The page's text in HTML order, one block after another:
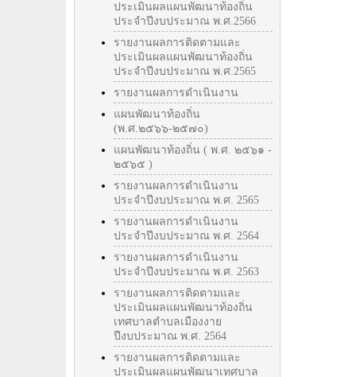
ประเมินผลแผนพัฒนาท้องถิ่น
ประจำปีงบประมาณ พ.ศ.2566
รายงานผลการติดตามและ
ประเมินผลแผนพัฒนาท้องถิ่น
ประจำปีงบประมาณ พ.ศ.2565
รายงานผลการดำเนินงาน
แผนพัฒนาท้องถิ่น
(พ.ศ.๒๕๖๖-๒๕๗๐)
แผนพัฒนาท้องถิ่น ( พ.ศ. ๒๕๖๑ -
๒๕๖๕ )
รายงานผลการดำเนินงาน
ประจำปีงบประมาณ พ.ศ. 2565
รายงานผลการดำเนินงาน
ประจำปีงบประมาณ พ.ศ. 2564
รายงานผลการดำเนินงาน
ประจำปีงบประมาณ พ.ศ. 2563
รายงานผลการติดตามและ
ประเมินผลแผนพัฒนาท้องถิ่น
เทศบาลตำบลเมืองงาย
ปีงบประมาณ พ.ศ. 2564
รายงานผลการติดตามและ
ประเมินผลแผนพัฒนาเทศบาล